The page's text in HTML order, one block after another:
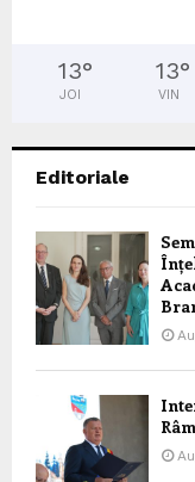
13°
JOI
13°
VIN
Editoriale